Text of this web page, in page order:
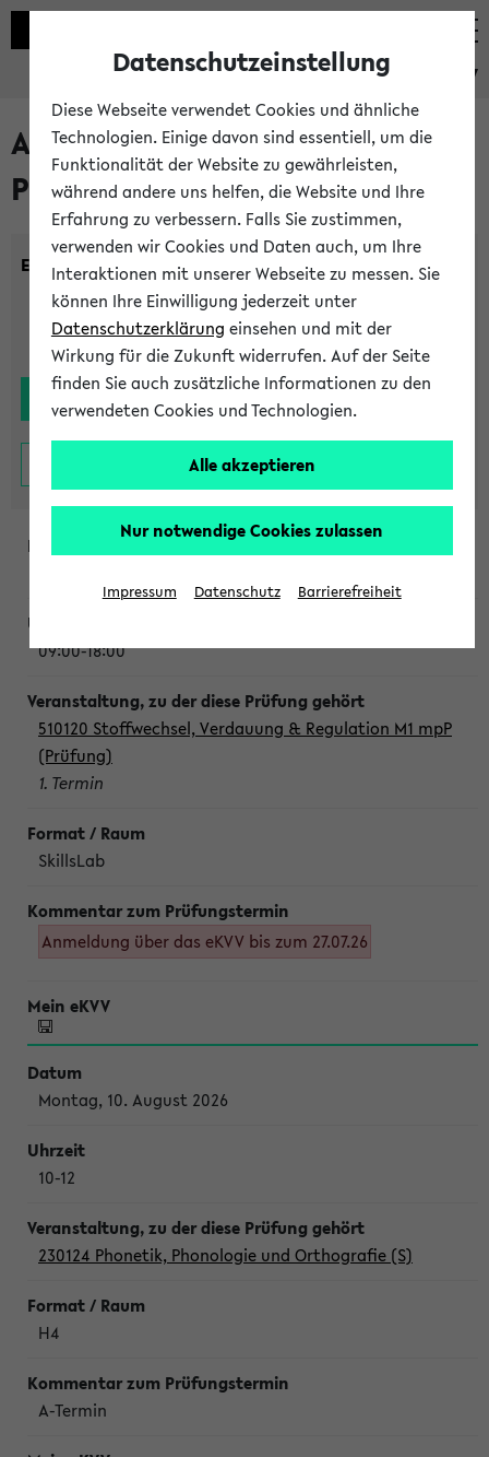
eKVV
Alle noch stattfindenden
Prüfungen
Einrichtung:
09:00-18:00
510120 Stoffwechsel, Verdauung & Regulation M1 mpP
(Prüfung)
1. Termin
SkillsLab
Anmeldung über das eKVV bis zum 27.07.26
Montag, 10. August 2026
10-12
230124 Phonetik, Phonologie und Orthografie (S)
H4
A-Termin
Datenschutzeinstellung
Diese Webseite verwendet Cookies und ähnliche
Technologien. Einige davon sind essentiell, um die
Funktionalität der Website zu gewährleisten,
während andere uns helfen, die Website und Ihre
Erfahrung zu verbessern. Falls Sie zustimmen,
verwenden wir Cookies und Daten auch, um Ihre
Interaktionen mit unserer Webseite zu messen. Sie
können Ihre Einwilligung jederzeit unter
Datenschutzerklärung einsehen und mit der
Wirkung für die Zukunft widerrufen. Auf der Seite
finden Sie auch zusätzliche Informationen zu den
verwendeten Cookies und Technologien.
Alle akzeptieren
Nur notwendige Cookies zulassen
Impressum Datenschutz Barrierefreiheit